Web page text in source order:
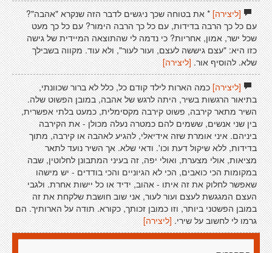
[ליצירה]* את בטוחה שכך ניגשים לדבר הזה שנקרא "אהבה"?
עם כל כך הרבה בדידות, עם כל כך הרבה הימור? עם כל כך מעט
שכל ישר, אמון, אחריות? כי נדמה לי שהתוצאה המיידית של גישה
כזו היא: "עצם גיששה לעצם, ועור לעור", ולא עוד. מקווה בשבילך
שלא. להוסיף אור.[ליצירה]
[ליצירה]כמה הארות לילד קודם כל, כלל לא ברור שכוונתי,
בתיאור הרגשות בשיר, היתה לרגש של אהבה, במובן הפשוט שלה.
השיר מתאר קירבה, פשוט קירבה מקסימלית, כמעט בלתי אפשרית,
בין שני אנשים, ששמים להם כמטרה נעלה מכולן - את הקירבה
ביניהם. איני אומרת שזה אידיאלי, להגיע לאהבה או קירבה, מתוך
בדידות, ללא שיקול דעת וכו'. ודאי שלא. אך השיר נועד לתאר
מציאות, אולי מצערת, ואולי יפה, זה בעיני המתבונן לחלוטין, שבה
במקומות הכי כואבים, הכי לא הגיוניים והכי בודדים - יש מישהו
שאפשר לחלוק את זה איתו - אהוב, ידיד או כל יישות אחרת. ולגבי
העצם המגגשת לעצם ועור לעור, אני שוב חושבת שלקחת את זה
במובן הפשטני ביותר, וזו כמובן זכותך, כקורא. תודה על הארותיך. הם
גרמו לי לחשוב על שירי. [ליצירה]